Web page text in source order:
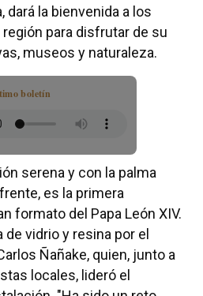
la bienvenida a los
para disfrutar de su
museos y naturaleza.
boletín
serena y con la palma
es la primera
formato del Papa León XIV.
de vidrio y resina por el
Ñañake, quien, junto a
locales, lideró el